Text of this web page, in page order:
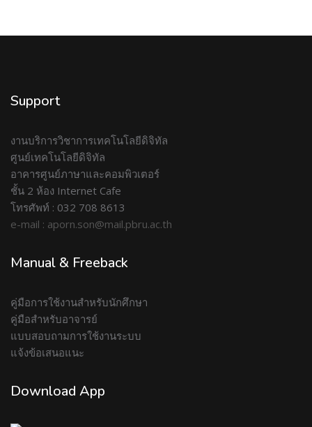
Support
งานบริการวิชาการเทคโนโลยีดิจิทัล
ศูนย์เทคโนโลยีดิจิทัล
อาคารศูนย์ภาษาและคอมพิวเตอร์
ชั้น 2 ห้อง Internet Cafe
โทรศัพท์ : 032 708 8613
e-mail : aporn.son@mail.pbru.ac.th
Manual & Freeback
คู่มือการใช้งานสำหรับนักศึกษา
คู่มือสำหรับอาจารย์
แบบสอบถามการใช้งานระบบ
แจ้งข้อเสนอแนะ
Download App